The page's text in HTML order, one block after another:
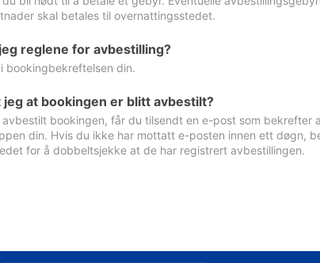
skal betales til overnattingsstedet.
reglene for avbestilling?
bookingbekreftelsen din.
jeg at bookingen er blitt avbestilt?
bookingen, får du tilsendt en e-post som bekrefter
din. Hvis du ikke har mottatt e-posten innen ett døgn,
for å dobbeltsjekke at de har registrert avbestillingen.